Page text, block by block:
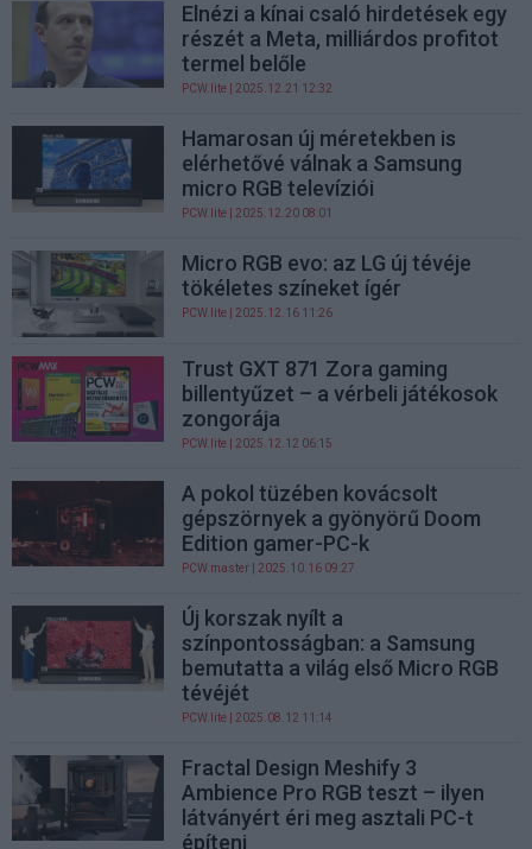
Elnézi a kínai csaló hirdetések egy
részét a Meta, milliárdos profitot
termel belőle
PCW.lite | 2025.12.21 12:32
Hamarosan új méretekben is
elérhetővé válnak a Samsung
micro RGB televíziói
PCW.lite | 2025.12.20 08:01
Micro RGB evo: az LG új tévéje
tökéletes színeket ígér
PCW.lite | 2025.12.16 11:26
Trust GXT 871 Zora gaming
billentyűzet – a vérbeli játékosok
zongorája
PCW.lite | 2025.12.12 06:15
A pokol tüzében kovácsolt
gépszörnyek a gyönyörű Doom
Edition gamer-PC-k
PCW.master | 2025.10.16 09:27
Új korszak nyílt a
színpontosságban: a Samsung
bemutatta a világ első Micro RGB
tévéjét
PCW.lite | 2025.08.12 11:14
Fractal Design Meshify 3
Ambience Pro RGB teszt – ilyen
látványért éri meg asztali PC-t
építeni